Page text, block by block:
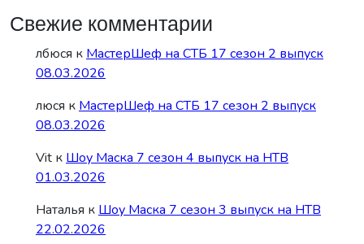
Свежие комментарии
лбюся к МастерШеф на СТБ 17 сезон 2 выпуск
08.03.2026
люся к МастерШеф на СТБ 17 сезон 2 выпуск
08.03.2026
Vit к Шоу Маска 7 сезон 4 выпуск на НТВ
01.03.2026
Наталья к Шоу Маска 7 сезон 3 выпуск на НТВ
22.02.2026